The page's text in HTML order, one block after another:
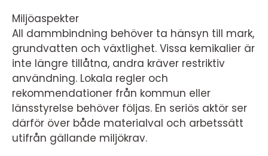
Miljöaspekter
All dammbindning behöver ta hänsyn till mark,
grundvatten och växtlighet. Vissa kemikalier är
inte längre tillåtna, andra kräver restriktiv
användning. Lokala regler och
rekommendationer från kommun eller
länsstyrelse behöver följas. En seriös aktör ser
därför över både materialval och arbetssätt
utifrån gällande miljökrav.